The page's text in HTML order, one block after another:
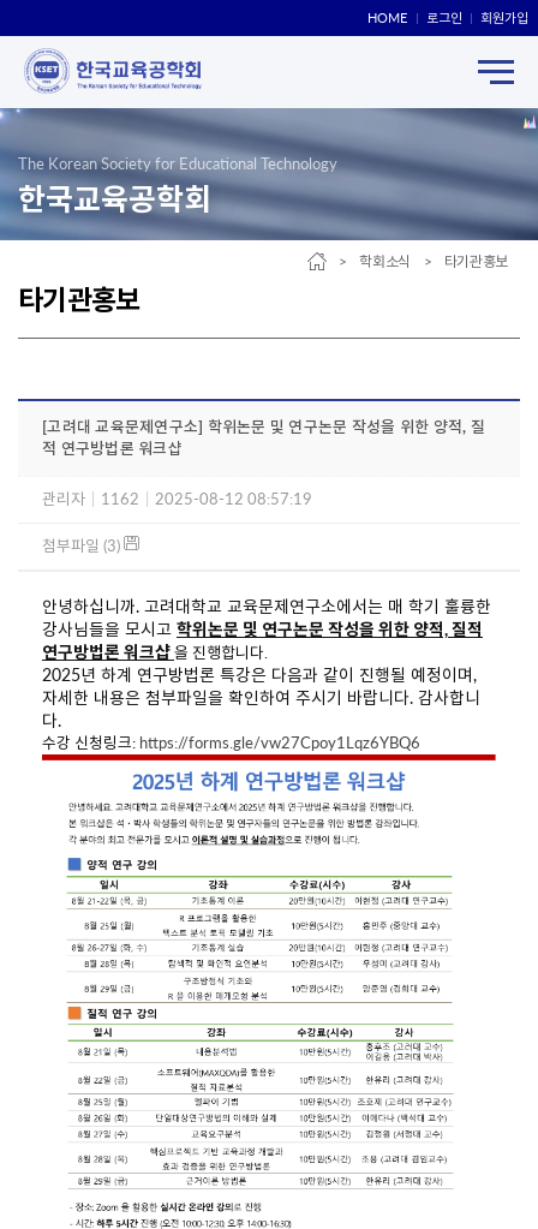
HOME 로그인 회원가입
The Korean Society for Educational Technology
한국교육공학회
타기관홍보
> 학회소식 > 타기관홍보
[고려대 교육문제연구소] 학위논문 및 연구논문 작성을 위한 양적, 질
적 연구방법론 워크샵
관리자 1162 2025-08-12 08:57:19
첨부파일 (3)
안녕하십니까. 고려대학교 교육문제연구소에서는 매 학기 훌륭한
강사님들을 모시고 학위논문 및 연구논문 작성을 위한 양적, 질적
연구방법론 워크샵을 진행합니다.
2025년 하계 연구방법론 특강은 다음과 같이 진행될 예정이며,
자세한 내용은 첨부파일을 확인하여 주시기 바랍니다. 감사합니
다.
수강 신청링크: https://forms.gle/vw27Cpoy1Lqz6YBQ6